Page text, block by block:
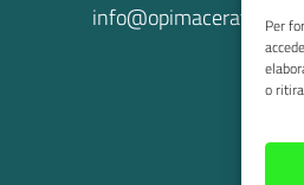
Per
o
info@opimacerata.it